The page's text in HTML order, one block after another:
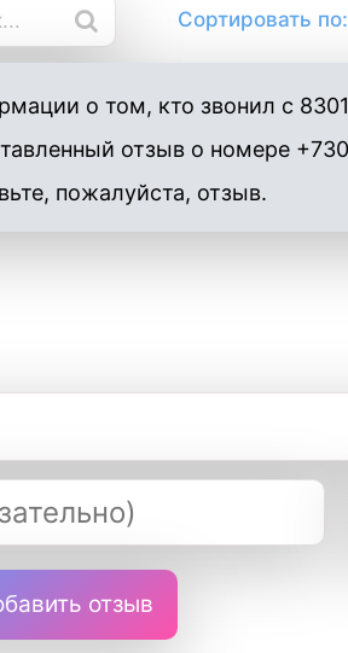
Сортировать по:
о том, кто звонил с
отзыв о номере
пожалуйста, отзыв.
отзыв